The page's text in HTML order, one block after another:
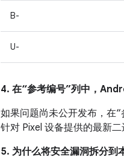
B-
U-
4. 在“参考编号”列中，
如果问题尚未公开发布，在
针对 Pixel 设备提供的最新
5. 为什么将安全漏洞拆分到